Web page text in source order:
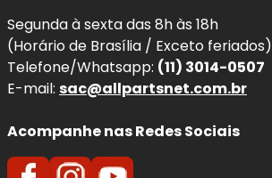
Segunda à sexta das 8h às 18h
(Horário de Brasília / Exceto feriados)
Telefone/Whatsapp: (11) 3014-0507
E-mail: sac@allpartsnet.com.br
Acompanhe nas Redes Sociais